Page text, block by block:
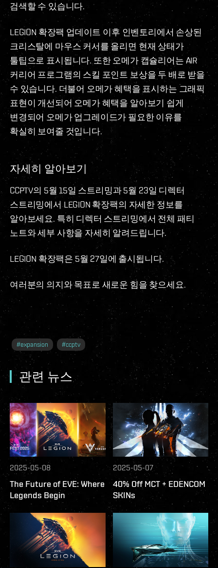
검색할 수 있습니다.
LEGION 확장팩 업데이트 이후 인벤토리에서 손상된
크리스탈에 마우스 커서를 올리면 현재 상태가
툴팁으로 표시됩니다. 또한 오메가 캡슐리어는 AIR
커리어 프로그램의 스킬 포인트 보상을 두 배로 받을
수 있습니다. 더불어 오메가 혜택을 표시하는 그래픽
표현이 개선되어 오메가 혜택을 알아보기 쉽게
변경되어 오메가 업그레이드가 필요한 이유를
확실히 보여줄 것입니다.
자세히 알아보기
CCPTV의 5월 15일 스트리밍과 5월 23일 디렉터
스트리밍에서 LEGION 확장팩의 자세한 정보를
알아보세요. 특히 디렉터 스트리밍에서 전체 패티
노트와 세부 사항을 자세히 알려드립니다.
LEGION 확장팩은 5월 27일에 출시됩니다.
여러분의 의지와 목표로 새로운 힘을 찾으세요.
#expansion #ccptv
관련 뉴스
2025-05-08
The Future of EVE: Where
Legends Begin
2025-05-07
40% Off MCT + EDENCOM
SKINs